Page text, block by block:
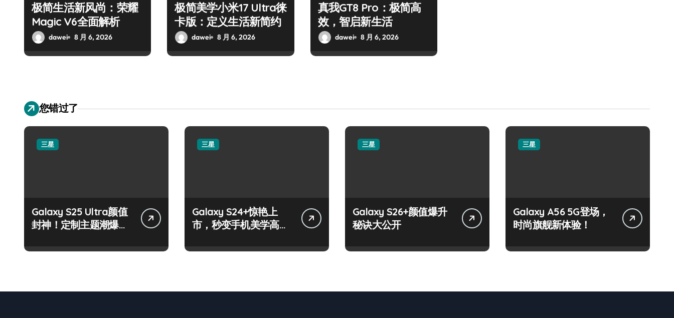
极简生活新风尚：荣耀
Magic V6全面解析
dawei 8 月 6, 2026
极简美学小米17 Ultra徕
卡版：定义生活新简约
dawei 8 月 6, 2026
真我GT8 Pro：极简高
效，智启新生活
dawei 8 月 6, 2026
您错过了
三星
Galaxy S25 Ultra颜值
封神！定制主题潮爆
三星
Galaxy S24+惊艳上
市，秒变手机美学高
三星
Galaxy S26+颜值爆升
秘诀大公开
三星
Galaxy A56 5G登场，
时尚旗舰新体验！